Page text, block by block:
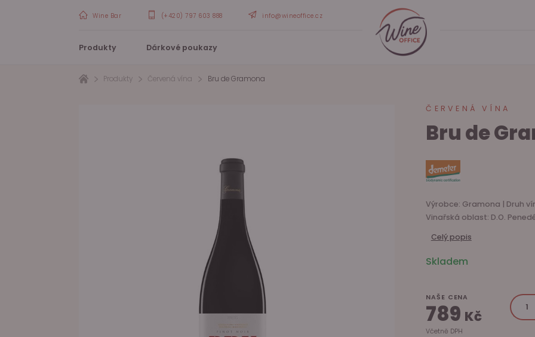
Wine Bar (+420) 797 603 888 info@wineoffice.cz
Produkty Dárkové poukazy
Produkty Červená vína Bru de Gramona
ČERVENÁ VÍNA
Bru de
Výrobce: Gramona | Druh
Vinařská oblast: D.O.
Celý popis
Skladem
NAŠE CENA
789 Kč
Včetně DPH